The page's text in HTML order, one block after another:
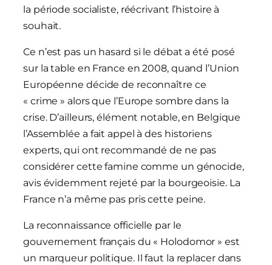
la période socialiste, réécrivant l’histoire à
souhait.
Ce n’est pas un hasard si le débat a été posé
sur la table en France en 2008, quand l’Union
Européenne décide de reconnaître ce
« crime » alors que l’Europe sombre dans la
crise. D’ailleurs, élément notable, en Belgique
l’Assemblée a fait appel à des historiens
experts, qui ont recommandé de ne pas
considérer cette famine comme un génocide,
avis évidemment rejeté par la bourgeoisie. La
France n’a même pas pris cette peine.
La reconnaissance officielle par le
gouvernement français du « Holodomor » est
un marqueur politique. Il faut la replacer dans